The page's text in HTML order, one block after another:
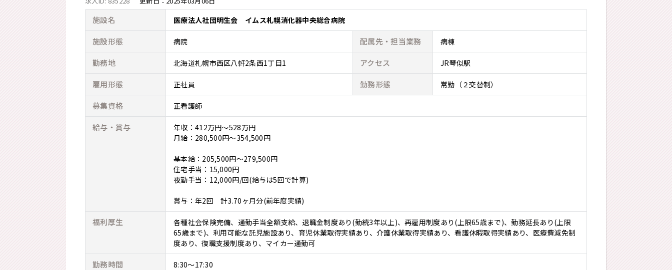
施設名 医療法人社団明生会 イムス札幌消化器中央総合病院
施設形態 病院 配属先・担当業務 病棟
勤務地 北海道札幌市西区八軒2条西1丁目1 アクセス JR琴似駅
雇用形態 正社員 勤務形態 常勤（２交替制）
募集資格 正看護師
給与・賞与
年収：412万円～528万円
月給：280,500円～354,500円
基本給：205,500円～279,500円
住宅手当：15,000円
夜勤手当：12,000円/回(給与は5回で計算)
賞与：年2回 計3.70ヶ月分(前年度実績)
福利厚生
各種社会保険完備、通勤手当全額支給、退職金制度あり(勤続3年以上)、再雇用制度あり(上限65歳まで)、勤務延長あり(上限
65歳まで)、利用可能な託児施設あり、育児休業取得実績あり、介護休業取得実績あり、看護休暇取得実績あり、医療費減免制
度あり、復職支援制度あり、マイカー通勤可
勤務時間
8:30～17:30